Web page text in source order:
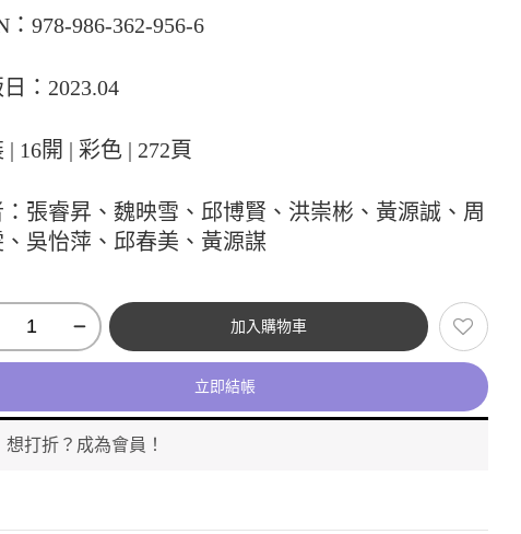
：978-986-362-956-6
：2023.04
| 16開 | 彩色 | 272頁
：張睿昇、魏映雪、邱博賢、洪崇彬、黃源誠、周
、吳怡萍、邱春美、黃源謀
加入購物車
立即結帳
想打折？成為會員！